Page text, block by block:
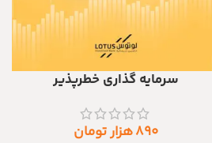
افزودن به سبد خرید
سرمایه گذاری خطرپذیر
۸۹۰هزار تومان